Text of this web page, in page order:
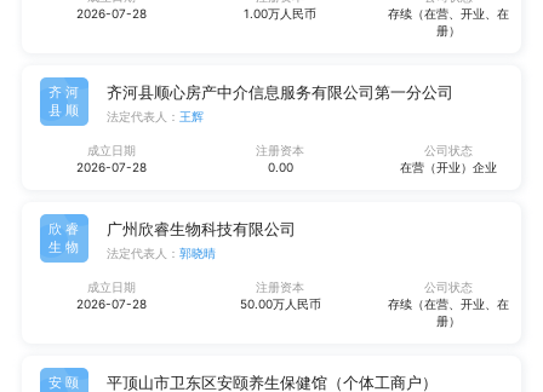
2026-07-28
1.00万人民币
存续（在营、开业、在
册）
齐河
县顺
齐河县顺心房产中介信息服务有限公司第一分公司
法定代表人： 王辉
成立日期
2026-07-28
注册资本
0.00
公司状态
在营（开业）企业
欣睿
生物
广州欣睿生物科技有限公司
法定代表人： 郭晓晴
成立日期
2026-07-28
注册资本
50.00万人民币
公司状态
存续（在营、开业、在
册）
安颐 平顶山市卫东区安颐养生保健馆（个体工商户）